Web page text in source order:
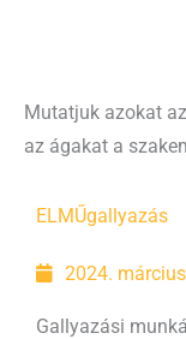
Mutatjuk azokat
az ágakat a
ELMŰgallyazás
2024.
Gallyazási